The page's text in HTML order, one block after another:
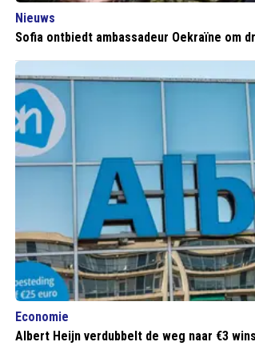
Nieuws
Sofia ontbiedt ambassadeur Oekraïne om
Economie
Albert Heijn verdubbelt de weg naar €3